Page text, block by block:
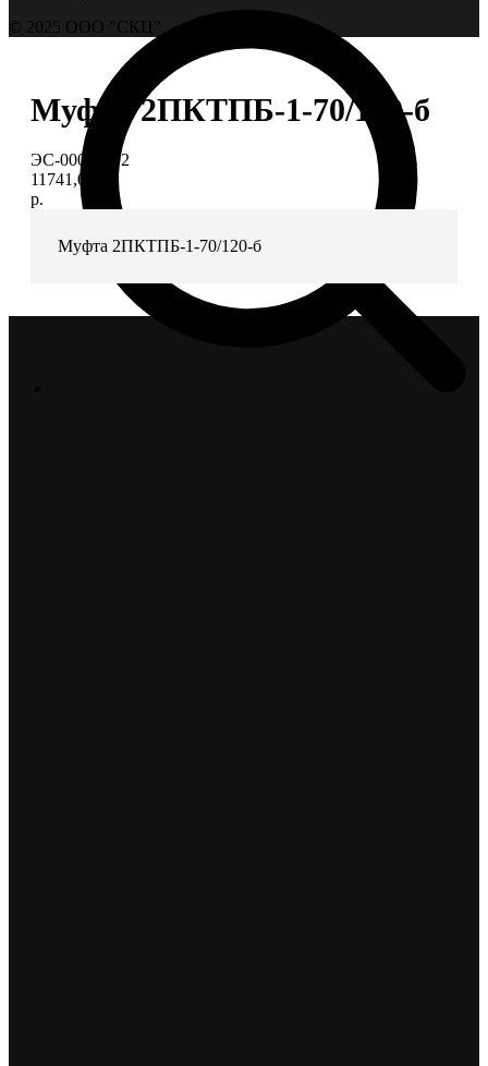
© 2025 ООО "СКЦ"
Муфта 2ПКТПБ-1-70/120-б
ЭС-00006902
11741,03
р.
Муфта 2ПКТПБ-1-70/120-б